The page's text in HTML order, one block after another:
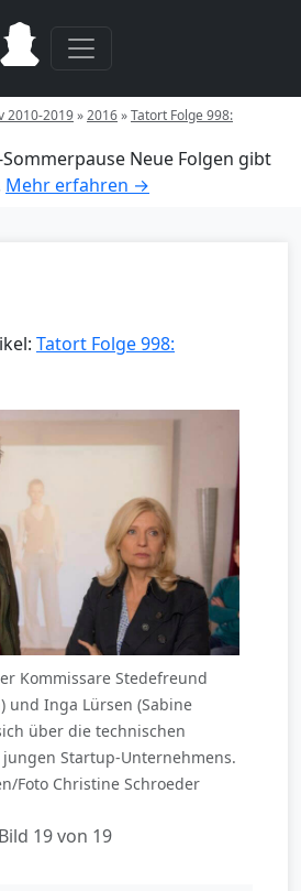
2010-2019»2016»Tatort Folge 998:
Neue Folgen gibt
Mehr erfahren →
Tatort Folge 998:
Kommissare Stedefreund
und Inga Lürsen (Sabine
über die technischen
Startup-Unternehmens.
Foto Christine Schroeder
Bild 19 von 19